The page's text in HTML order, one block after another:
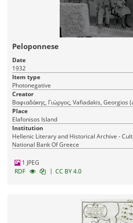
Peloponnese
Date
1932
Item type
Photonegative
Creator
Βαφιαδάκης, Γιώργος, Vafiadakis, Georgios
Place
Elafonisos Island
Institution
Hellenic Literary and Historical Archive -
National Bank Of Greece
1 JPEG
RDF
| CC BY 4.0